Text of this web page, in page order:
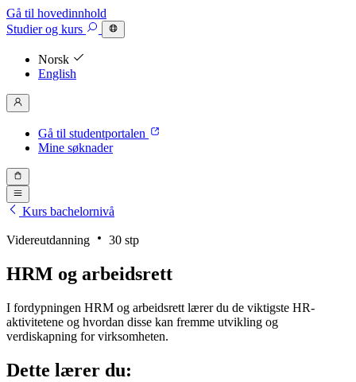
Gå til hovedinnhold
Studierog kurs
Norsk
English
Gå til studentportalen
Mine søknader
Kurs bachelornivå
Videreutdanning 30 stp
HRM og arbeidsrett
I fordypningen HRM og arbeidsrett lærer du de viktigste HR-
aktivitetene og hvordan disse kan fremme utvikling og
verdiskapning for virksomheten.
Dette lærer du: